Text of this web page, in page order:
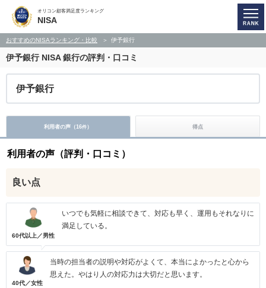
オリコン顧客満足度ランキング
NISA
おすすめのNISAランキング・比較 伊予銀行
伊予銀行NISA 銀行の評判・口コミ
伊予銀行
利用者の声（16件） 得点
利用者の声（評判・口コミ）
良い点
60代以上／男性
いつでも気軽に相談できて、対応も早く、運用もそれなりに
満足している。
40代／女性
当時の担当者の説明や対応がよくて、本当によかったと心から
思えた。やはり人の対応力は大切だと思います。